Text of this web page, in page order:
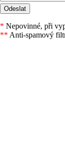
* Nepovinné, při
** Anti-spamový